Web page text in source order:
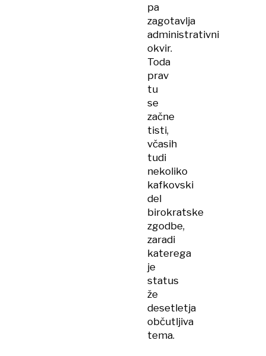
pa
zagotavlja
administrativni
okvir.
Toda
prav
tu
se
začne
tisti,
včasih
tudi
nekoliko
kafkovski
del
birokratske
zgodbe,
zaradi
katerega
je
status
že
desetletja
občutljiva
tema.